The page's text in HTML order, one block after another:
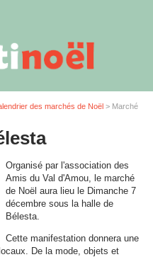
des marchés de Noël> Marché
Organisé par l'association des
Amis du Val d'Amou, le marché
de Noël aura lieu le Dimanche 7
décembre sous la halle de
Bélesta.
Cette manifestation donnera une
De la mode, objets et